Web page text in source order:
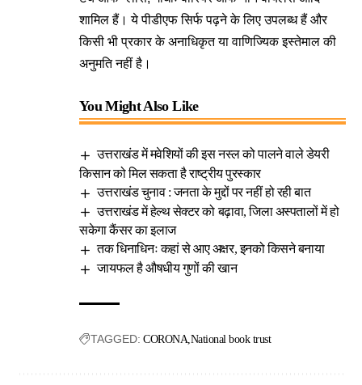
शामिल हैं। ये पीडीएफ सिर्फ पढ़ने के लिए उपलब्ध हैं और
किसी भी प्रकार के अनाधिकृत या वाणिज्यिक इस्तेमाल की
अनुमति नहीं है।
You Might Also Like
उत्तराखंड में मवेशियों की इस नस्ल को पालने वाले डेयरी
किसान को मिल सकता है राष्ट्रीय पुरस्कार
उत्तराखंड चुनाव : जनता के मुद्दों पर नहीं हो रही बात
उत्तराखंड में हेल्थ सेक्टर को बढ़ावा, जिला अस्पतालों में हो
सकेगा कैंसर का इलाज
तक धिनाधिनः कहां से आए अक्षर, इनको किसने बनाया
जायफल है औषधीय गुणों की खान
TAGGED: CORONA National book trust